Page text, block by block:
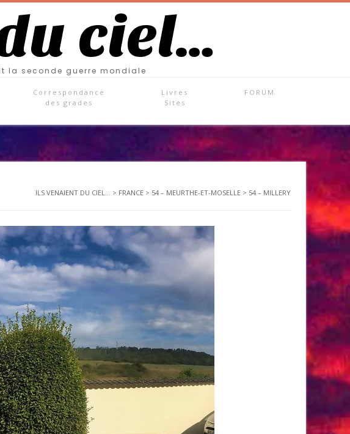
ciel…
la seconde guerre mondiale
Correspondance
des grades
Livres
Sites
FORUM
ILS VENAIENT DU CIEL... > FRANCE > 54 – MEURTHE-ET-MOSELLE > 54 – MILLERY